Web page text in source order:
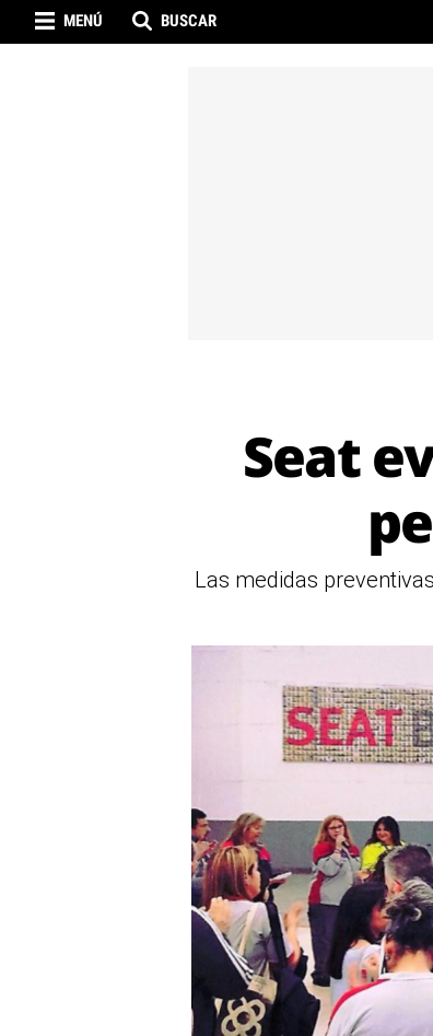
MENÚ BUSCAR
Seat
Las medidas